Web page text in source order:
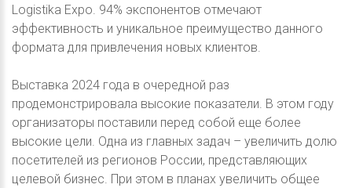
Logistika Expo. 94% экспонентов отмечают
эффективность и уникальное преимущество данного
формата для привлечения новых клиентов.
Выставка 2024 года в очередной раз
продемонстрировала высокие показатели. В этом году
организаторы поставили перед собой еще более
высокие цели. Одна из главных задач – увеличить долю
посетителей из регионов России, представляющих
целевой бизнес. При этом в планах увеличить общее